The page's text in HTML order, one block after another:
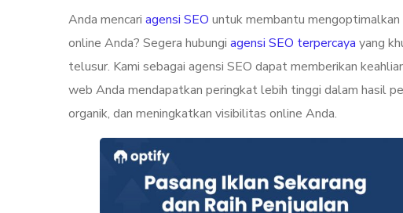
Anda mencari agensi SEO untuk membantu
online Anda? Segera hubungi agensi SEO terpercaya yang
telusur. Kami sebagai agensi SEO dapat memberikan
web Anda mendapatkan peringkat lebih tinggi dalam hasil
organik, dan meningkatkan visibilitas online Anda.